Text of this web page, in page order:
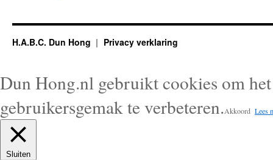
H.A.B.C. Dun Hong Privacy verklaring
Dun Hong.nl gebruikt cookies om
gebruikersgemak te verbeteren.Akkoord Lees
Sluiten